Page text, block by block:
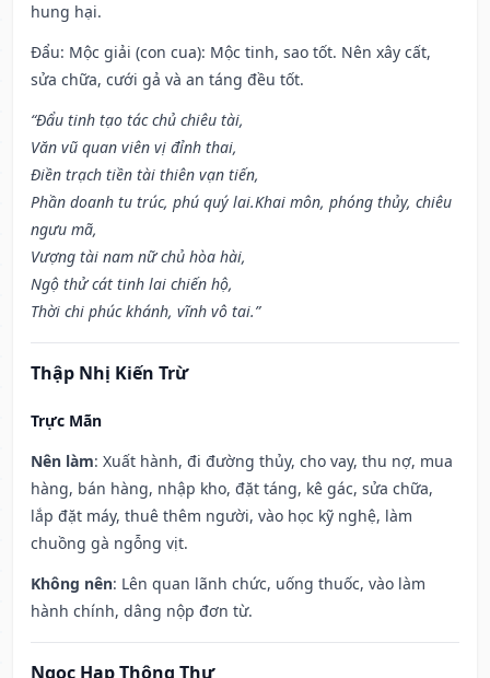
hung hại.
Đẩu: Mộc giải (con cua): Mộc tinh, sao tốt. Nên xây cất,
sửa chữa, cưới gả và an táng đều tốt.
“Đẩu tinh tạo tác chủ chiêu tài,
Văn vũ quan viên vị đỉnh thai,
Điền trạch tiền tài thiên vạn tiến,
Phần doanh tu trúc, phú quý lai.Khai môn, phóng thủy, chiêu
ngưu mã,
Vượng tài nam nữ chủ hòa hài,
Ngộ thử cát tinh lai chiến hộ,
Thời chi phúc khánh, vĩnh vô tai.”
Thập Nhị Kiến Trừ
Trực Mãn
Nên làm: Xuất hành, đi đường thủy, cho vay, thu nợ, mua
hàng, bán hàng, nhập kho, đặt táng, kê gác, sửa chữa,
lắp đặt máy, thuê thêm người, vào học kỹ nghệ, làm
chuồng gà ngỗng vịt.
Không nên: Lên quan lãnh chức, uống thuốc, vào làm
hành chính, dâng nộp đơn từ.
Ngọc Hạp Thông Thư